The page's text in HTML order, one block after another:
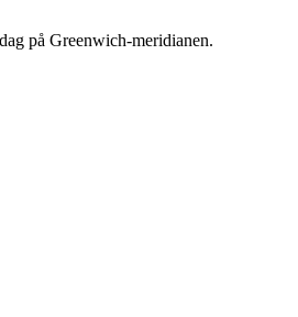
på Greenwich-meridianen.